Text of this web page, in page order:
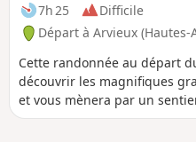
7h 25
Difficile
Départ à Arvieux (Hautes-
Cette randonnée au départ
découvrir les magnifiques
et vous mènera par un
combe du Queyras où